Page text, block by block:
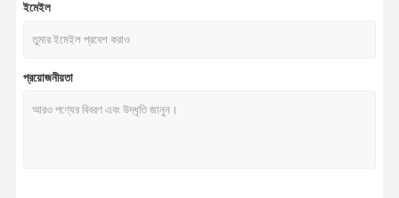
ট্রাকের চাকা বোল্ট
ট্রাক চাকা বাদাম
হুইল স্টাড
ইমেইল
প্রয়োজনীয়তা